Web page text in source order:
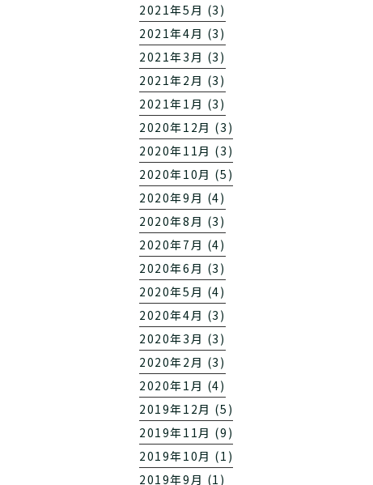
2021年5月 (3)
2021年4月 (3)
2021年3月 (3)
2021年2月 (3)
2021年1月 (3)
2020年12月 (3)
2020年11月 (3)
2020年10月 (5)
2020年9月 (4)
2020年8月 (3)
2020年7月 (4)
2020年6月 (3)
2020年5月 (4)
2020年4月 (3)
2020年3月 (3)
2020年2月 (3)
2020年1月 (4)
2019年12月 (5)
2019年11月 (9)
2019年10月 (1)
2019年9月 (1)